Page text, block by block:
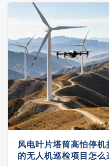
风电叶片塔筒高怕停
的无人机巡检项目怎么